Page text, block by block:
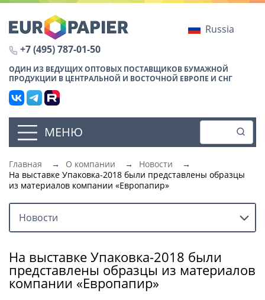
Russia
+7 (495) 787-01-50
ОДИН ИЗ ВЕДУЩИХ ОПТОВЫХ ПОСТАВЩИКОВ БУМАЖНОЙ
ПРОДУКЦИИ В ЦЕНТРАЛЬНОЙ И ВОСТОЧНОЙ ЕВРОПЕ И СНГ
МЕНЮ
Главная → О компании → Новости
→
На выставке Упаковка-2018 были представлены образцы
из материалов компании «Европапир»
Новости
На выставке Упаковка-2018 были
представлены образцы из материалов
компании «Европапир»